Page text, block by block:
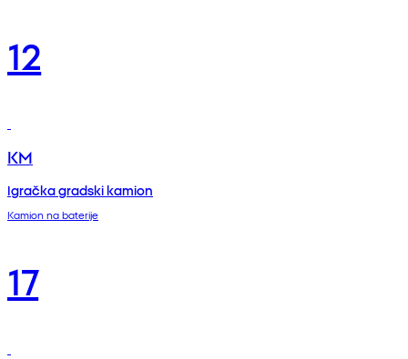
12
KM
Igračka gradski kamion
Kamion na baterije
17